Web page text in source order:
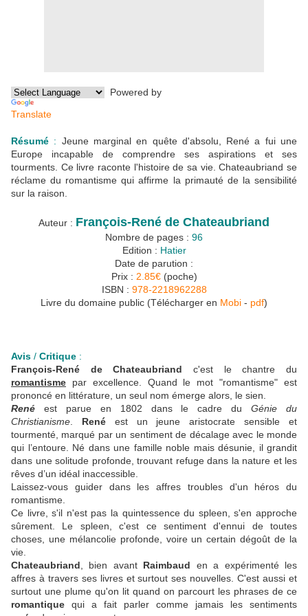
Powered by
Translate
Résumé : Jeune marginal en quête d'absolu, René a fui une
Europe incapable de comprendre ses aspirations et ses
tourments. Ce livre raconte l'histoire de sa vie. Chateaubriand se
réclame du romantisme qui affirme la primauté de la sensibilité
sur la raison.
Auteur : François-René de Chateaubriand
Nombre de pages : 96
Edition : Hatier
Date de parution :
Prix : 2.85€ (poche)
ISBN : 978-2218962288
Livre du domaine public (Télécharger en Mobi - pdf)
Avis / Critique :
François-René de Chateaubriand c'est le chantre du
romantisme par excellence. Quand le mot "romantisme" est
prononcé en littérature, un seul nom émerge alors, le sien.
René est parue en 1802 dans le cadre duGénie du
Christianisme
René est un jeune aristocrate sensible et
tourmenté, marqué par un sentiment de décalage avec le monde
qui l’entoure. Né dans une famille noble mais désunie, il grandit
dans une solitude profonde, trouvant refuge dans la nature et les
rêves d’un idéal inaccessible.
Laissez-vous guider dans les affres troubles d'un héros du
romantisme.
Ce livre, s'il n'est pas la quintessence du spleen, s'en approche
sûrement. Le spleen, c'est ce sentimentd'ennui de toutes
choses, une mélancolie profonde, voire un certain dégoût de la
vie.
Chateaubriand , bien avant Raimbaud en a expérimenté les
affres à travers ses livres et surtout ses nouvelles. C'est aussi et
surtout une plume qu'on lit quand on parcourt les phrases de ce
romantique qui a fait parler comme jamais les sentiments